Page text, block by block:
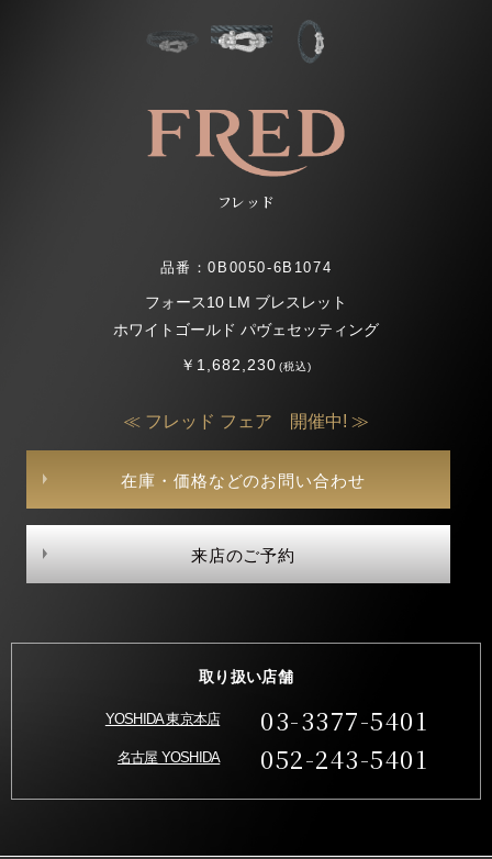
フレッド
品番：0B0050-6B1074
フォース10 LM ブレスレット
ホワイトゴールド パヴェセッティング
￥1,682,230(税込)
≪ フレッド フェア 開催中! ≫
在庫・価格などのお問い合わせ
来店のご予約
取り扱い店舗
YOSHIDA 東京本店 03-3377-5401
名古屋 YOSHIDA 052-243-5401